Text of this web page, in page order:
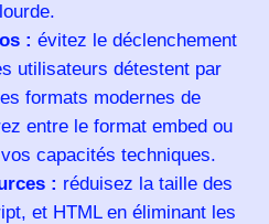
lourde.
: évitez le déclenchement
utilisateurs détestent par
formats modernes de
entre le format embed ou
capacités techniques.
: réduisez la taille des
et HTML en éliminant les